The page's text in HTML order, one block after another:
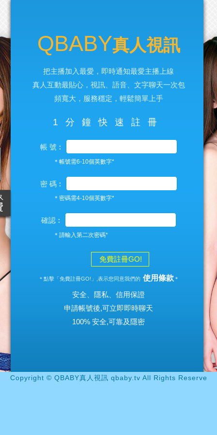
QBABY真人視訊
把主播加入最愛，即時通知最愛主播上線
真人互動最貼心，視訊、語音、文字聊天一次包
頻寬大，服務穩定，輕鬆簡單上手
1分鐘快速註冊
帳 號︰
＊帳號需6-10個英數字*
密 碼︰
＊密碼需4-10個英數字*
確認︰
＊請輸入第二次密碼*
免費註冊GO!
＊點擊「免費註冊GO!」,表示您同意我們的 使用條款＊
安全、隱私、信用保證
申請帳號後,可立即即時聊天
100% 安全,可靠及隱密
Copyright © QBABY真人視訊 qbaby.tv All Rights Reserve